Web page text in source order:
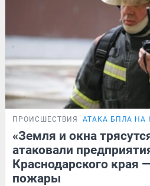
ПРОИСШЕСТВИЯ АТАКА БПЛА НА
«Земля и окна
атаковали
Краснодарского края
пожары